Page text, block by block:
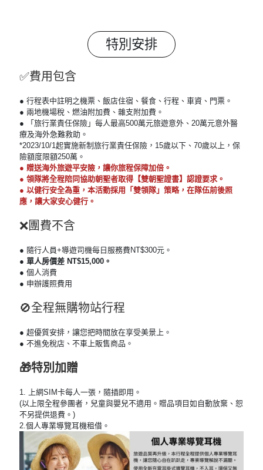
特別安排
✅費用包含
● 行程表中註明之機票、飯店住宿、餐食、行程、車資、門票。
● 兩地機場稅、燃油附加費、雜支附加費。
● 「旅行業責任保險」每人最高500萬元旅遊意外、20萬元意外醫
療及海外急難救助。
*2023/10/1起實施新制旅行業責任保險，15歲以下、70歲以上，保
險額度限額250萬。
● 贈送海外旅遊平安險，讓你旅程保障加倍。
● 領隊將全程陪同協助朝聖者取得【雙朝聖證書】認證要求。
● 以健行安全為重，本活動採用「雙領隊」策略，在隊伍前後照
應，讓大家安心健行。
❌團費不含
● 隨行人員+導遊司機每日服務費NT$300元。
● 單人房價差 NT$15,000。
● 個人消費
● 申辦護照費用
🚫全程無購物站行程
● 超優質安排，讓您把時間放在享受美景上。
● 不進免稅店、不車上販售商品。
🎁特別加贈
1. 上網SIM卡每人一張，隨插即用。
(以上限全程參團者，兒童與嬰兒不適用。贈品項目如自動放棄、恕
不另提供退費。)
2.個人專業導覽耳機租借。